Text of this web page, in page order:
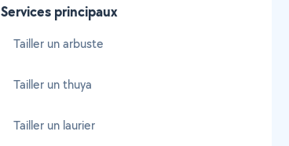
Services principaux
Tailler un arbuste
Tailler un thuya
Tailler un laurier